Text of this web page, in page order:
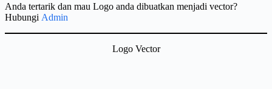
Anda tertarik dan mau Logo anda dibuatkan menjadi vector?
Hubungi Admin
Logo Vector